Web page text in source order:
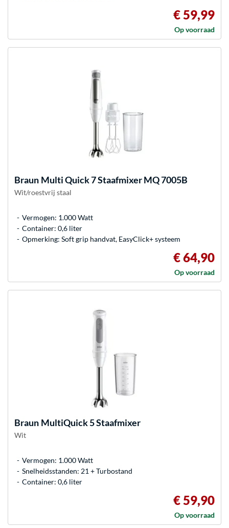
€ 59,99
Op voorraad
Braun Multi Quick 7 Staafmixer MQ 7005B
Wit/roestvrij staal
Vermogen: 1.000 Watt
Container: 0,6 liter
Opmerking: Soft grip handvat, EasyClick+ systeem
€ 64,90
Op voorraad
Braun MultiQuick 5 Staafmixer
Wit
Vermogen: 1.000 Watt
Snelheidsstanden: 21 + Turbostand
Container: 0,6 liter
€ 59,90
Op voorraad